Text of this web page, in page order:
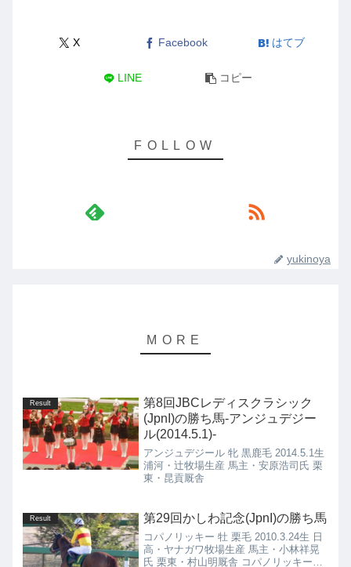
X Facebook はてブ
LINE コピー
yukinoya
Result
第8回JBCレディスクラシック
(JpnI)の勝ち馬-アンジュデジー
ル(2014.5.1)-
アンジュデジール 牝 黒鹿毛 2014.5.1生
浦河・辻牧場生産 馬主・安原浩司氏 栗
東・昆貢厩舎
Result 第29回かしわ記念(JpnI)の勝ち馬
コパノリッキー 牡 栗毛 2010.3.24生 日
高・ヤナガワ牧場生産 馬主・小林祥晃
氏 栗東・村山明厩舎 コパノリッキー